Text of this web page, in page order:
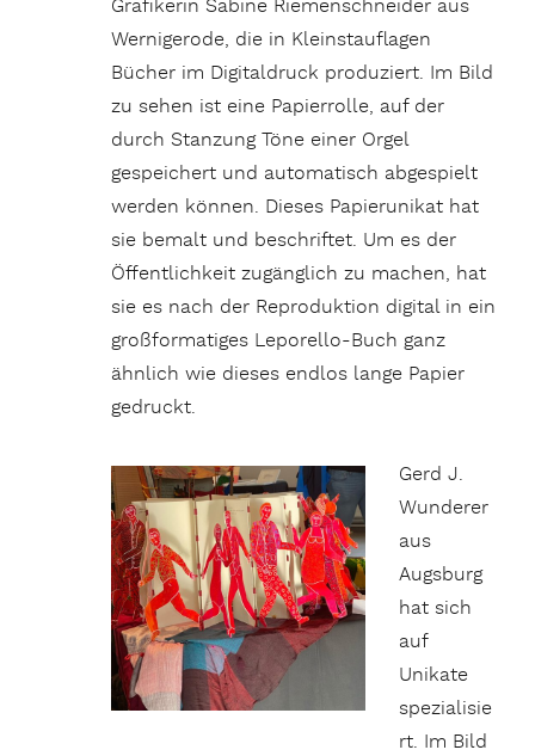
Grafikerin Sabine Riemenschneider aus
Wernigerode, die in Kleinstauflagen
Bücher im Digitaldruck produziert. Im Bild
zu sehen ist eine Papierrolle, auf der
durch Stanzung Töne einer Orgel
gespeichert und automatisch abgespielt
werden können. Dieses Papierunikat hat
sie bemalt und beschriftet. Um es der
Öffentlichkeit zugänglich zu machen, hat
sie es nach der Reproduktion digital in ein
großformatiges Leporello-Buch ganz
ähnlich wie dieses endlos lange Papier
gedruckt.
Gerd J.
Wunderer
aus
Augsburg
hat sich
auf
Unikate
spezialisie
rt. Im Bild